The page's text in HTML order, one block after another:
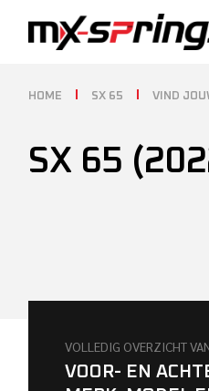
HOME SX 65 VIND
SX 65
VOLLEDIG OVERZICHT
VOOR- EN